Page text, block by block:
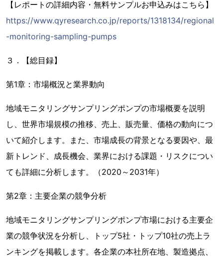
【レポートの詳細内容・無料サンプルお申込みはこちら】
https://www.qyresearch.co.jp/reports/1318134/regional
-monitoring-sampling-pumps
３．【総目録】
第1章：市場概況と業界動向
地域モニタリングサンプリングポンプの市場概要を説明
し、世界市場規模の推移、売上、販売量、価格の動向につ
いて紹介します。また、市場成長の背景となる要因や、最
新トレンド、成長機会、業界における課題・リスクについ
ても詳細に分析します。（2020～2031年）
第2章：主要企業の競争分析
地域モニタリングサンプリングポンプ市場における主要企
業の競争状況を分析し、トップ5社・トップ10社の売上ラ
ンキングを掲載します。各企業の本社所在地、製造拠点、